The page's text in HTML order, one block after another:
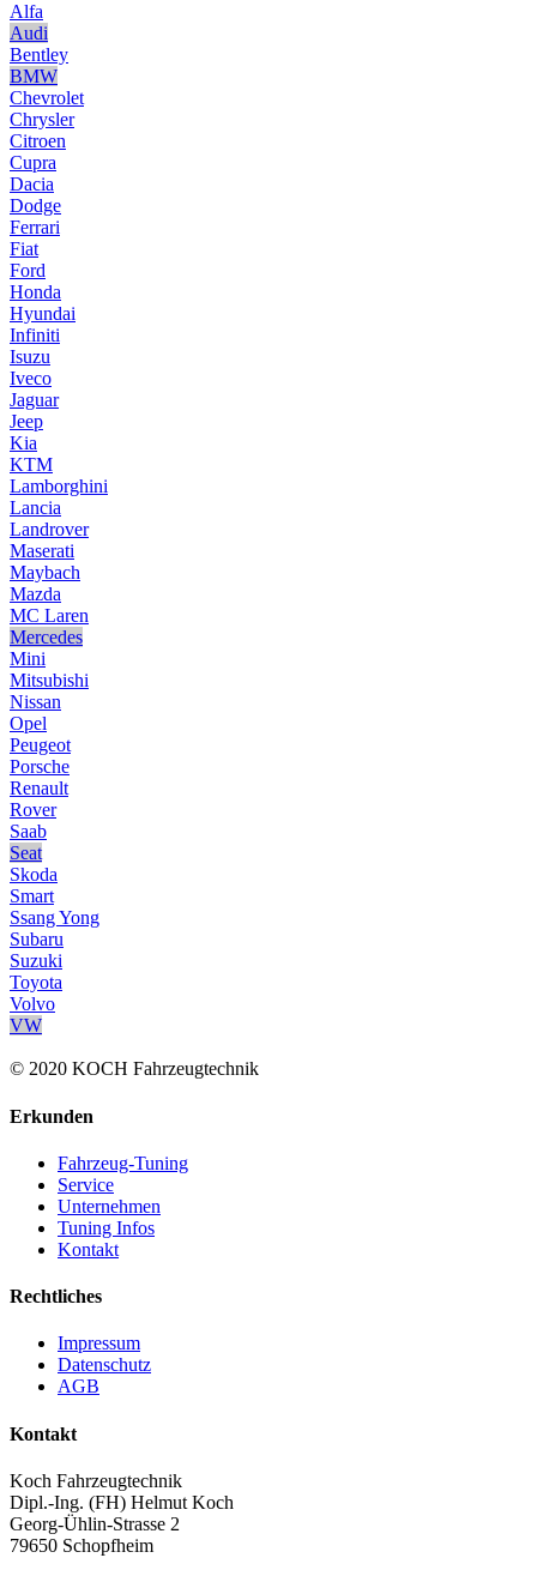
Alfa
Audi
Bentley
BMW
Chevrolet
Chrysler
Citroen
Cupra
Dacia
Dodge
Ferrari
Fiat
Ford
Honda
Hyundai
Infiniti
Isuzu
Iveco
Jaguar
Jeep
Kia
KTM
Lamborghini
Lancia
Landrover
Maserati
Maybach
Mazda
MC Laren
Mercedes
Mini
Mitsubishi
Nissan
Opel
Peugeot
Porsche
Renault
Rover
Saab
Seat
Skoda
Smart
Ssang Yong
Subaru
Suzuki
Toyota
Volvo
VW
© 2020 KOCH Fahrzeugtechnik
Erkunden
Fahrzeug-Tuning
Service
Unternehmen
Tuning Infos
Kontakt
Rechtliches
Impressum
Datenschutz
AGB
Kontakt
Koch Fahrzeugtechnik
Dipl.-Ing. (FH) Helmut Koch
Georg-Ühlin-Strasse 2
79650 Schopfheim